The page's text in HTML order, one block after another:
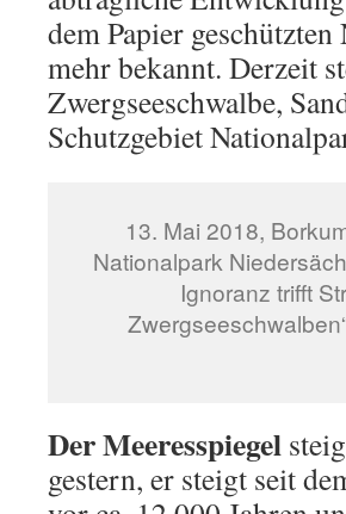
dem Papier
mehr bekannt. Derzeit
Zwergseeschwalbe,
Schutzgebiet
13. Mai 2018,
Nationalpark
Ignoranz trifft
Der Meeresspiegel
gestern, er steigt seit